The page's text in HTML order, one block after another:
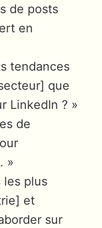
de posts
en
tendances
que
LinkedIn ? »
de
»
les plus
et
sur